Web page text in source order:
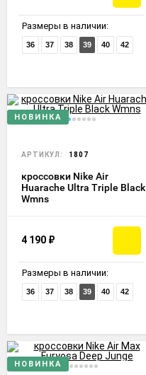
Размеры в наличии:
36 37 38 39 40 42
НОВИНКА
АРТИКУЛ: 1807
кроссовки Nike Air
Huarache Ultra Triple Black
Wmns
4 190 ₽
Размеры в наличии:
36 37 38 39 40 42
НОВИНКА